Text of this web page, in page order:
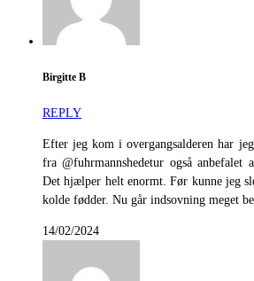
Birgitte B
REPLY
Efter jeg kom i overgangsalderen har
fra @fuhrmannshedetur også anbefalet
Det hjælper helt enormt. Før kunne jeg
kolde fødder. Nu går indsovning meget
14/02/2024